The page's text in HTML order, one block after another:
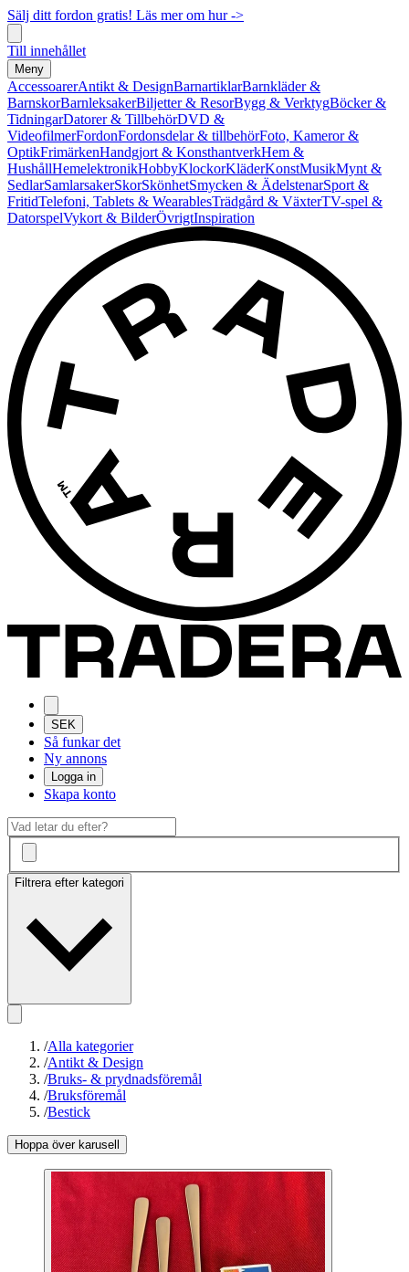
Sälj ditt fordon gratis! Läs mer om hur ->
Till innehållet
Meny
AccessoarerAntikt & DesignBarnartiklarBarnkläder &
BarnskorBarnleksakerBiljetter & ResorBygg & VerktygBöcker &
TidningarDatorer & TillbehörDVD &
VideofilmerFordonFordonsdelar & tillbehörFoto, Kameror &
OptikFrimärkenHandgjort & KonsthantverkHem &
HushållHemelektronikHobbyKlockorKläderKonstMusikMynt &
SedlarSamlarsakerSkorSkönhetSmycken & ÄdelstenarSport &
FritidTelefoni, Tablets & WearablesTrädgård & VäxterTV-spel &
DatorspelVykort & BilderÖvrigtInspiration
SEK
Så funkar det
Ny annons
Logga in
Skapa konto
Filtrera efter kategori
/Alla kategorier
/Antikt & Design
/Bruks- & prydnadsföremål
/Bruksföremål
/Bestick
Hoppa över karusell